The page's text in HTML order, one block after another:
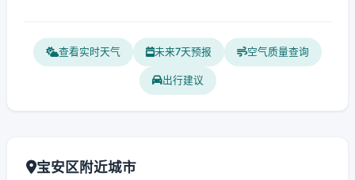
查看实时天气 未来7天预报 空气质量查询
出行建议
宝安区附近城市